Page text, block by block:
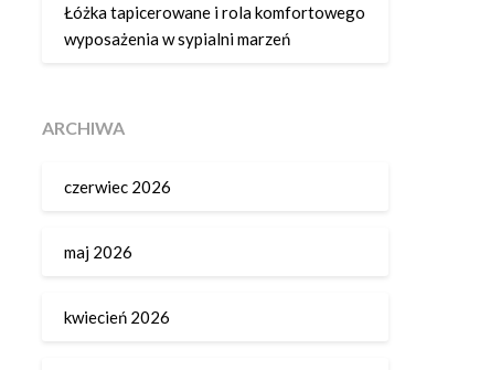
Łóżka tapicerowane i rola komfortowego
wyposażenia w sypialni marzeń
ARCHIWA
czerwiec 2026
maj 2026
kwiecień 2026